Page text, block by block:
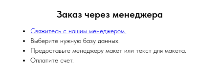
Заказ через менеджера
Свяжитесь с нашим менеджером.
Выберите нужную базу данных.
Предоставьте менеджеру макет или текст для макета.
Оплатите счет.